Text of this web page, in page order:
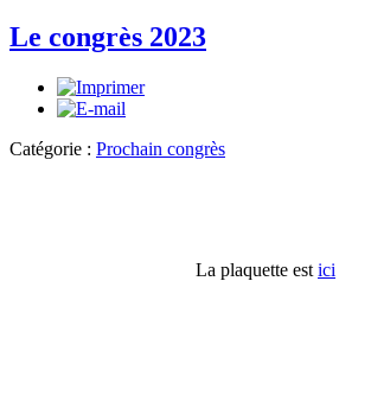
Le congrès 2023
Catégorie : Prochain congrès
La plaquette est ici